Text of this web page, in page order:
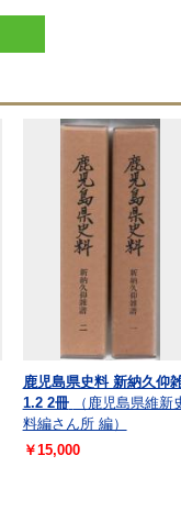
鹿児島県史料 新納久仰
1.2 2冊
（鹿児島県維新
料編さん所 編）
￥15,000